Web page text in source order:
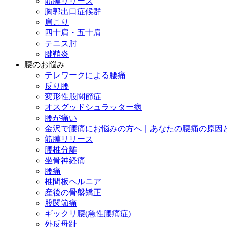
胸郭出口症候群
肩こり
四十肩・五十肩
テニス肘
腱鞘炎
腰のお悩み
テレワークによる腰痛
反り腰
変形性股関節症
オスグッドシュラッター病
腰が痛い
金沢で腰痛にお悩みの方へ｜あなたの腰痛の原因
筋膜リリース
腰椎分離
坐骨神経痛
腰痛
椎間板ヘルニア
産後の骨盤矯正
股関節痛
ギックリ腰(急性腰痛症)
外反母趾